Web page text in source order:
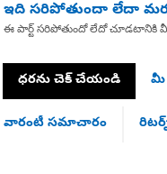
ఇది సరిపోతుందా లేదా
ఈ పార్ట్ సరిపోతుందో లేదో చూడటానికి
ధరను చెక్ చేయండి మీ
వారంటీ సమాచారం